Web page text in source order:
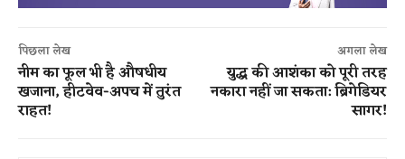
पिछला लेख
नीम का फूल भी है औषधीय
खजाना, हीटवेव-अपच में तुरंत
राहत!
अगला लेख
युद्ध की आशंका को पूरी तरह
नकारा नहीं जा सकता: ब्रिगेडियर
सागर!